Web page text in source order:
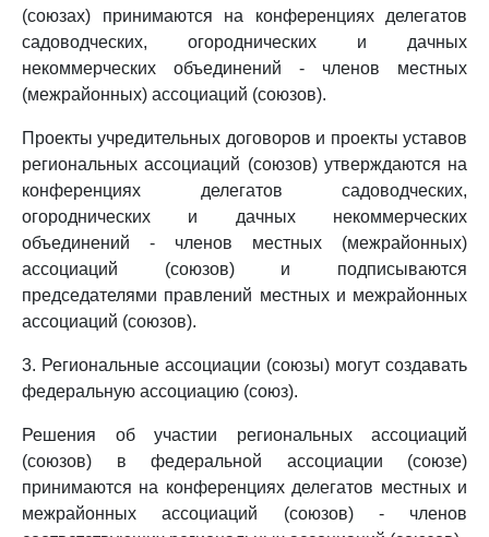
(союзах) принимаются на конференциях делегатов
садоводческих, огороднических и дачных
некоммерческих объединений - членов местных
(межрайонных) ассоциаций (союзов).
Проекты учредительных договоров и проекты уставов
региональных ассоциаций (союзов) утверждаются на
конференциях делегатов садоводческих,
огороднических и дачных некоммерческих
объединений - членов местных (межрайонных)
ассоциаций (союзов) и подписываются
председателями правлений местных и межрайонных
ассоциаций (союзов).
3. Региональные ассоциации (союзы) могут создавать
федеральную ассоциацию (союз).
Решения об участии региональных ассоциаций
(союзов) в федеральной ассоциации (союзе)
принимаются на конференциях делегатов местных и
межрайонных ассоциаций (союзов) - членов